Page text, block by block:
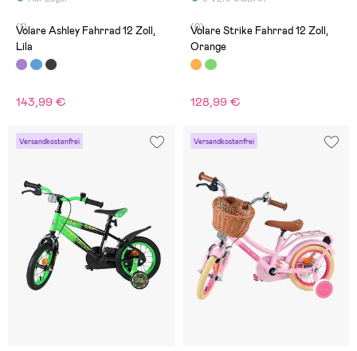
(1)
Volare Ashley Fahrrad 12 Zoll,
Lila
143,99 €
(0)
Volare Strike Fahrrad 12 Zoll,
Orange
128,99 €
Versandkostenfrei Versandkostenfrei